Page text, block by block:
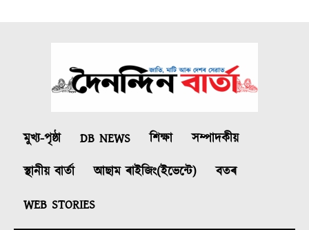
মুখ্য-পৃষ্ঠা DB NEWS শিক্ষা
সম্পাদকীয়
স্থানীয় বাৰ্তা
আছাম ৰাইজিং(ইভেন্টে)
বতৰ
WEB STORIES